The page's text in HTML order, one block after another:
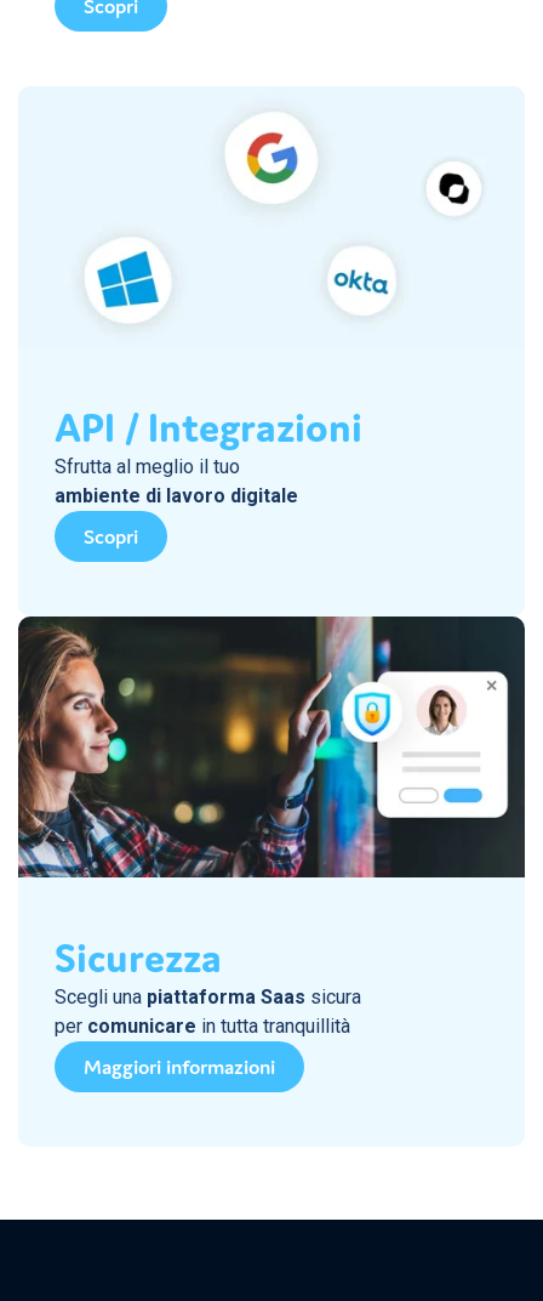
Scopri
API / Integrazioni
Sfrutta al meglio il tuo
ambiente di lavoro digitale
Scopri
Sicurezza
Scegli una piattaforma Saas sicura
per comunicare in tutta tranquillità
Maggiori informazioni